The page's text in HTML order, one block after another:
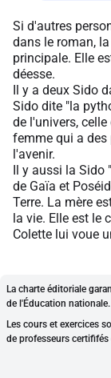
Si d'autres
dans le roman,
principale. Elle
déesse.
Il y a deux Sido
Sido dite "la
de l'univers,
femme qui a des
l'avenir.
Il y aussi la
de Gaïa et
Terre. La mère
la vie. Elle est le
Colette lui voue
La charte éditoriale
de l'Éducation nationale.
Les cours et exercices
de professeurs certififés